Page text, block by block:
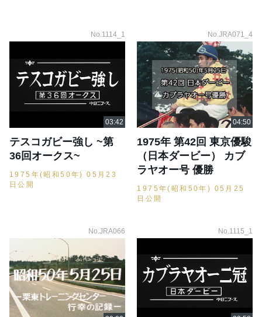
No.1114_1
テスコガビー強し ~第
36回オークス~
1975年(昭和50年) 05月23
日公開
No.JRA071_4
1975年 第42回 東京優駿
（日本ダービー） カブ
ラヤオー号 優勝
1975年(昭和50年) 05月25
日公開
No.JRA066 No.1115_1